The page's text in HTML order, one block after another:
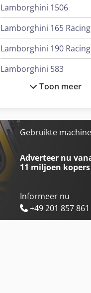
Lamborghini 1506
Lamborghini 165 Racing
Lamborghini 190 Racing
Lamborghini 583
Lamborghini 654
Lamborghini 874-90
Lamborghini 956
Toon meer
Gebruikte
Adverteer nu
11 miljoen kopers
Informeer nu
+49 201 857